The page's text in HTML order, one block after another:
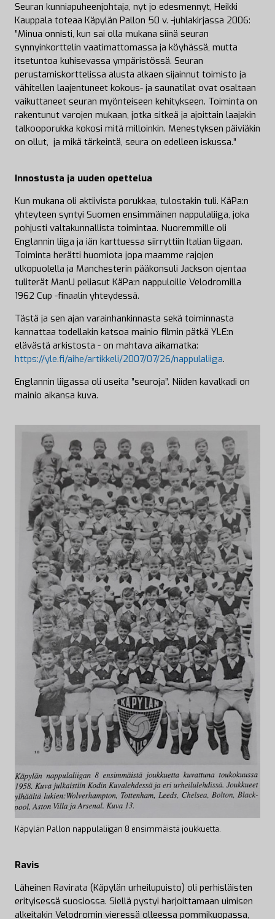
Seuran kunniapuheenjohtaja, nyt jo edesmennyt, Heikki
Kauppala toteaa Käpylän Pallon 50 v. -juhlakirjassa 2006:
”Minua onnisti, kun sai olla mukana siinä seuran
synnyinkorttelin vaatimattomassa ja köyhässä, mutta
itsetuntoa kuhisevassa ympäristössä. Seuran
perustamiskorttelissa alusta alkaen sijainnut toimisto ja
vähitellen laajentuneet kokous- ja saunatilat ovat osaltaan
vaikuttaneet seuran myönteiseen kehitykseen. Toiminta on
rakentunut varojen mukaan, jotka sitkeä ja ajoittain laajakin
talkooporukka kokosi mitä milloinkin. Menestyksen päiviäkin
on ollut, ja mikä tärkeintä, seura on edelleen iskussa.”
Innostusta ja uuden opettelua
Kun mukana oli aktiivista porukkaa, tulostakin tuli. KäPa:n
yhteyteen syntyi Suomen ensimmäinen nappulaliiga, joka
pohjusti valtakunnallista toimintaa. Nuoremmille oli
Englannin liiga ja iän karttuessa siirryttiin Italian liigaan.
Toiminta herätti huomiota jopa maamme rajojen
ulkopuolella ja Manchesterin pääkonsuli Jackson ojentaa
tuliterät ManU peliasut KäPa:n nappuloille Velodromilla
1962 Cup -finaalin yhteydessä.
Tästä ja sen ajan varainhankinnasta sekä toiminnasta
kannattaa todellakin katsoa mainio filmin pätkä YLE:n
elävästä arkistosta - on mahtava aikamatka:
https://yle.fi/aihe/artikkeli/2007/07/26/nappulaliiga.
Englannin liigassa oli useita ”seuroja”. Niiden kavalkadi on
mainio aikansa kuva.
Käpylän Pallon nappulaliigan 8 ensimmäistä joukkuetta.
Ravis
Läheinen Ravirata (Käpylän urheilupuisto) oli perhisläisten
erityisessä suosiossa. Siellä pystyi harjoittamaan uimisen
alkeitakin Velodromin vieressä olleessa pommikuopassa,